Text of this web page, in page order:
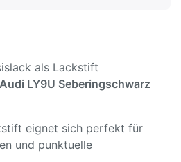
als Lackstift
LY9U Seberingschwarz
eignet sich perfekt für
und punktuelle